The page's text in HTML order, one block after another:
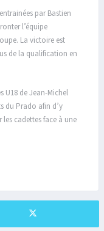
par Bastien
l’équipe
La victoire est
de la qualification en
U18 de Jean-Michel
du Prado afin d’y
cadettes face à une